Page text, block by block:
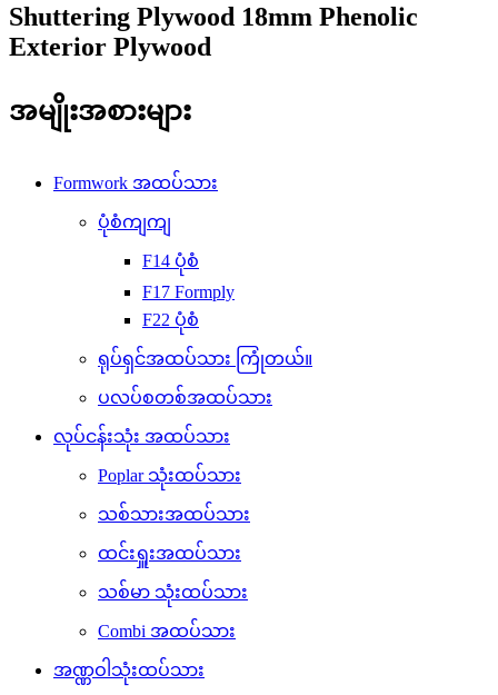
Shuttering Plywood 18mm Phenolic
Exterior Plywood
အမျိုးအစားများ
Formwork အထပ်သား
ပုံစံကျကျ
F14 ပုံစံ
F17 Formply
F22 ပုံစံ
ရုပ်ရှင်အထပ်သား ကြုံတယ်။
ပလပ်စတစ်အထပ်သား
လုပ်ငန်းသုံး အထပ်သား
Poplar သုံးထပ်သား
သစ်သားအထပ်သား
ထင်းရှူးအထပ်သား
သစ်မာ သုံးထပ်သား
Combi အထပ်သား
အဏ္ဏဝါသုံးထပ်သား